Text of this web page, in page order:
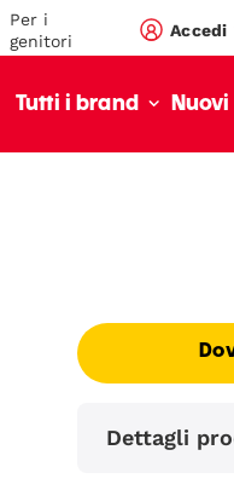
Per i
genitori
Accedi
Tutti i brand
Dettagli